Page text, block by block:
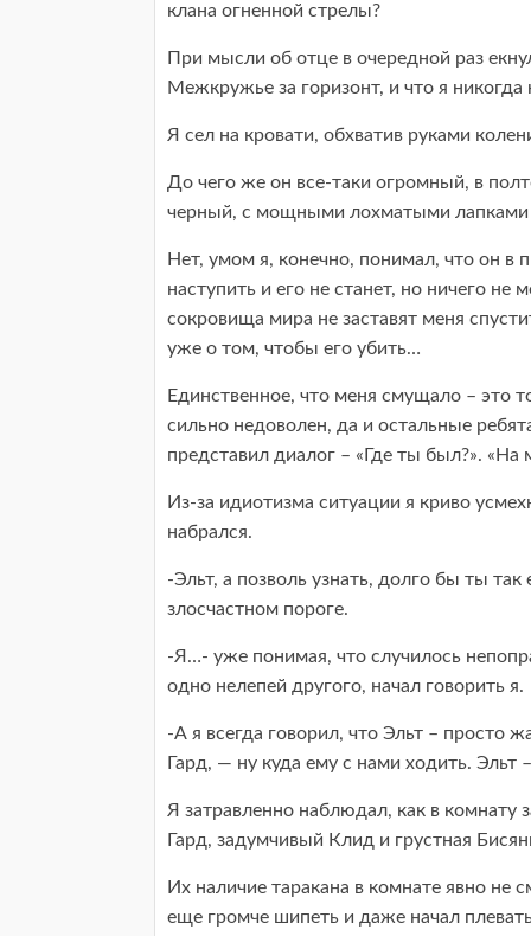
клана огненной стрелы?
При мысли об отце в очередной раз
Межкружье за горизонт, и что я
Я сел на кровати, обхватив руками
До чего же он все-таки огромный, в
черный, с мощными лохматыми
Нет, умом я, конечно, понимал, что он в
наступить и его не станет, но ничего не
сокровища мира не заставят меня
уже о том, чтобы его убить…
Единственное, что меня смущало – это
сильно недоволен, да и остальные
представил диалог – «Где ты был?». «На
Из-за идиотизма ситуации я криво
набрался.
-Эльт, а позволь узнать, долго бы ты
злосчастном пороге.
-Я…- уже понимая, что случилось
одно нелепей другого, начал говорить я.
-А я всегда говорил, что Эльт – просто
Гард, — ну куда ему с нами ходить. Эльт
Я затравленно наблюдал, как в комнату
Гард, задумчивый Клид и грустная
Их наличие таракана в комнате явно не
еще громче шипеть и даже начал